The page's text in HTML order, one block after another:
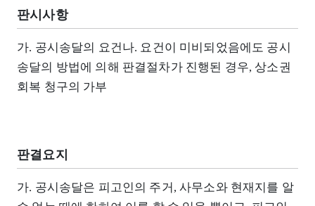
판시사항
가. 공시송달의 요건나. 요건이 미비되었음에도 공시
송달의 방법에 의해 판결절차가 진행된 경우, 상소권
회복 청구의 가부
판결요지
가. 공시송달은 피고인의 주거, 사무소와 현재지를 알